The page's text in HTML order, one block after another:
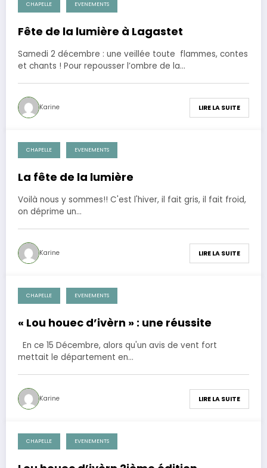
CHAPELLE EVENEMENTS
Fête de la lumière à Lagastet
Samedi 2 décembre : une veillée toute flammes, contes
et chants ! Pour repousser l’ombre de la…
Karine LIRE LA SUITE
28 novembre 2013
CHAPELLE EVENEMENTS
La fête de la lumière
Voilà nous y sommes!! C'est l'hiver, il fait gris, il fait froid,
on déprime un…
Karine LIRE LA SUITE
18 décembre 2012
CHAPELLE EVENEMENTS
« Lou houec d’ivèrn » : une réussite
En ce 15 Décembre, alors qu'un avis de vent fort
mettait le département en…
Karine LIRE LA SUITE
24 novembre 2012
CHAPELLE EVENEMENTS